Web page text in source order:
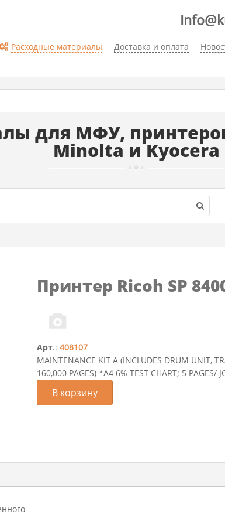
Расходные материалы Доставка и оплата
для МФУ,
Minolta и Kyocera
Принтер Ricoh SP
Арт.:408107
MAINTENANCE KIT A (INCLUDES DRUM UNIT,
160,000 PAGES) *A4 6% TEST CHART; 5 PAGES/
В корзину